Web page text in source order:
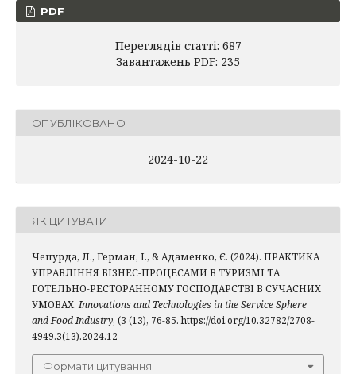
PDF
Переглядів статті: 687
Завантажень PDF: 235
ОПУБЛІКОВАНО
2024-10-22
ЯК ЦИТУВАТИ
Чепурда, Л., Герман, І., & Адаменко, Є. (2024). ПРАКТИКА
УПРАВЛІННЯ БІЗНЕС-ПРОЦЕСАМИ В ТУРИЗМІ ТА
ГОТЕЛЬНО-РЕСТОРАННОМУ ГОСПОДАРСТВІ В СУЧАСНИХ
УМОВАХ.Innovations and Technologies in the Service Sphere
and Food Industry, (3 (13), 76-85. https://doi.org/10.32782/2708-
4949.3(13).2024.12
Формати цитування